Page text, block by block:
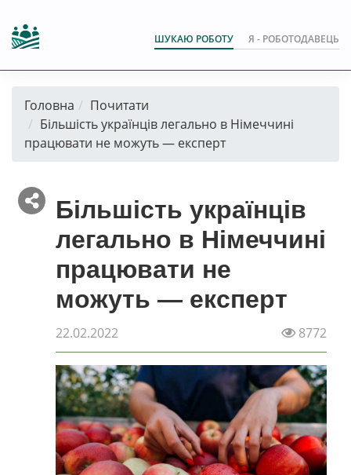
ШУКАЮ РОБОТУ Я - РОБОТОДАВЕЦЬ
Головна
Почитати
Більшість українців легально в Німеччині
працювати не можуть — експерт
Більшість українців
легально в Німеччині
працювати не
можуть — експерт
22.02.2022 8772